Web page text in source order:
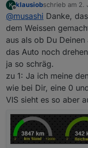
Google
Bei mir wird
.
Zu deinen
Meinst
stehen
K klausiobschrieb am 2.
zuletzt
@musashi Danke,
dem Weissen
aus als ob Du
das Auto noch
ja so schräg.
zu 1: Ja ich meine
wie bei Dir, eine 0
VIS sieht es so aber